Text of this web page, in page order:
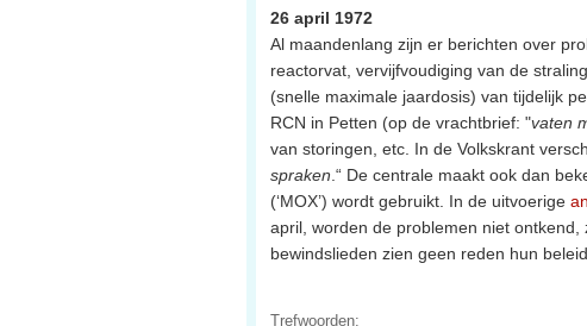
26 april 1972
Al maandenlang zijn er berichten over
reactorvat, vervijfvoudiging van de
(snelle maximale jaardosis) van tijdelijk
RCN in Petten (op de vrachtbrief: "vaten
van storingen, etc. In de Volkskrant
spraken .“ De centrale maakt ook dan
(‘MOX’) wordt gebruikt. In de uitvoerige
april, worden de problemen niet
bewindslieden zien geen reden hun
Trefwoorden: